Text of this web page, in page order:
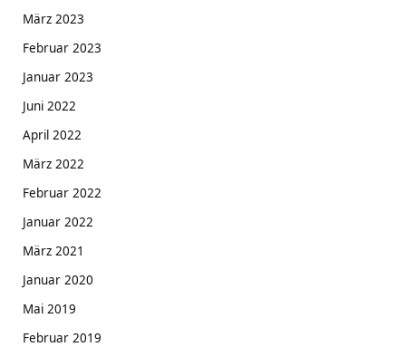
März 2023
Februar 2023
Januar 2023
Juni 2022
April 2022
März 2022
Februar 2022
Januar 2022
März 2021
Januar 2020
Mai 2019
Februar 2019